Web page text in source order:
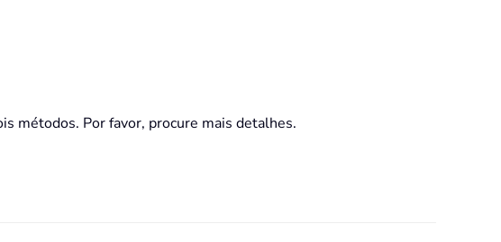
métodos. Por favor, procure mais detalhes.